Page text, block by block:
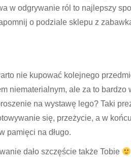
w odgrywanie ról to najlepszy
o podziale sklepu z
nie kupować kolejnego
niematerialnym, ale za to bardzo
na wystawę lego? Taki
się, przeżycie, a w
pamięci na długo.
dało szczęście także Tobie